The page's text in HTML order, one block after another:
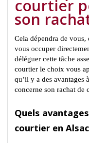
courtier
son
Cela dépendra de
vous occuper
déléguer cette tâche
courtier le choix vous
qu’il y a des avantages
concerne son rachat de
Quels
courtier en